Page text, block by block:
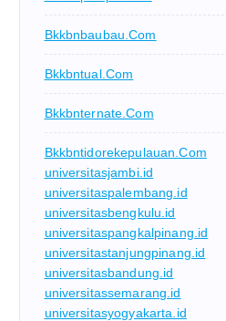
Bkkbnbaubau.com
Bkkbntual.com
Bkkbnternate.com
Bkkbntidorekepulauan.com
universitasjambi.id
universitaspalembang.id
universitasbengkulu.id
universitaspangkalpinang.id
universitastanjungpinang.id
universitasbandung.id
universitassemarang.id
universitasyogyakarta.id